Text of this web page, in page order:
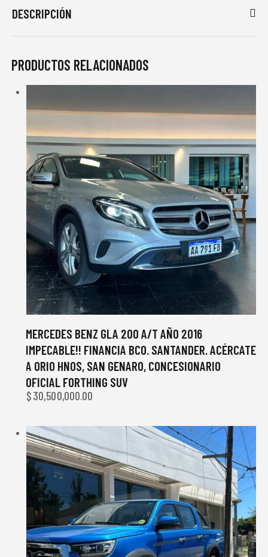
DESCRIPCIÓN
PRODUCTOS RELACIONADOS
MERCEDES BENZ GLA 200 A/T AÑO 2016
IMPECABLE!! FINANCIA BCO. SANTANDER. ACÉRCATE
A ORIO HNOS, SAN GENARO, CONCESIONARIO
OFICIAL FORTHING SUV
$30,500,000.00